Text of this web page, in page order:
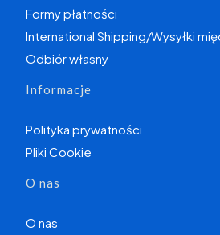
Formy płatności
International Shipping/Wysyłki
Odbiór własny
Informacje
Polityka prywatności
Pliki Cookie
O nas
O nas